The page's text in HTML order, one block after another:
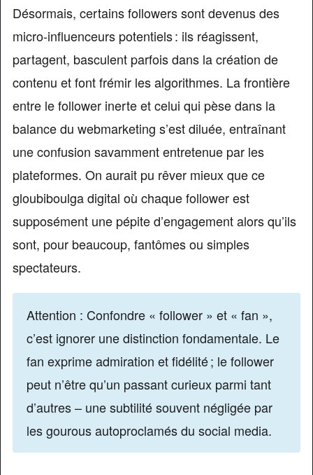
Désormais, certains followers sont devenus des
micro-influenceurs potentiels : ils réagissent,
partagent, basculent parfois dans la création de
contenu et font frémir les algorithmes. La frontière
entre le follower inerte et celui qui pèse dans la
balance du webmarketing s’est diluée, entraînant
une confusion savamment entretenue par les
plateformes. On aurait pu rêver mieux que ce
gloubiboulga digital où chaque follower est
supposément une pépite d’engagement alors qu’ils
sont, pour beaucoup, fantômes ou simples
spectateurs.
Attention : Confondre « follower » et « fan »,
c’est ignorer une distinction fondamentale. Le
fan exprime admiration et fidélité ; le follower
peut n’être qu’un passant curieux parmi tant
d’autres – une subtilité souvent négligée par
les gourous autoproclamés du social media.